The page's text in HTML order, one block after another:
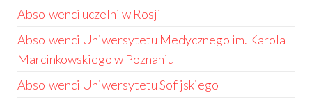
Absolwenci uczelni w Rosji
Absolwenci Uniwersytetu Medycznego im. Karola
Marcinkowskiego w Poznaniu
Absolwenci Uniwersytetu Sofijskiego